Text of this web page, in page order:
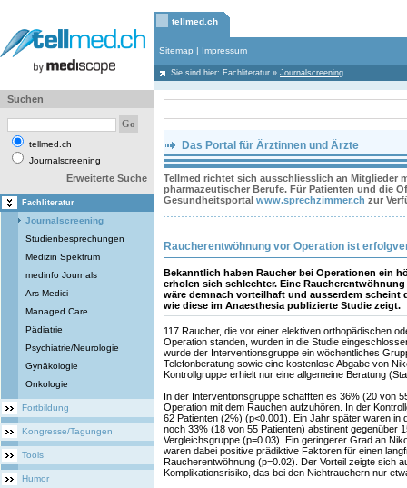
tellmed.ch
Sitemap | Impressum
Sie sind hier: Fachliteratur » Journalscreening
Suchen
tellmed.ch
Journalscreening
Erweiterte Suche
Fachliteratur
Journalscreening
Studienbesprechungen
Medizin Spektrum
medinfo Journals
Ars Medici
Managed Care
Pädiatrie
Psychiatrie/Neurologie
Gynäkologie
Onkologie
Fortbildung
Kongresse/Tagungen
Tools
Humor
Das Portal für Ärztinnen und Ärzte
Tellmed richtet sich ausschliesslich an Mitglieder
pharmazeutischer Berufe. Für Patienten und die
Gesundheitsportal www.sprechzimmer.ch zur
Raucherentwöhnung vor Operation ist
Bekanntlich haben Raucher bei Operationen ein
erholen sich schlechter. Eine
wäre demnach vorteilhaft und ausserdem scheint
wie diese im Anaesthesia publizierte Studie zeigt.
117 Raucher, die vor einer elektiven orthopädischen
Operation standen, wurden in die Studie
wurde der Interventionsgruppe ein wöchentliches
Telefonberatung sowie eine kostenlose Abgabe von
Kontrollgruppe erhielt nur eine allgemeine Beratung
In der Interventionsgruppe schafften es 36% (20 von
Operation mit dem Rauchen aufzuhören. In der
62 Patienten (2%) (p<0.001). Ein Jahr später waren in
noch 33% (18 von 55 Patienten) abstinent gegenüber
Vergleichsgruppe (p=0.03). Ein geringerer Grad an
waren dabei positive prädiktive Faktoren für einen
Raucherentwöhnung (p=0.02). Der Vorteil zeigte sich
Komplikationsrisiko, das bei den Nichtrauchern nur